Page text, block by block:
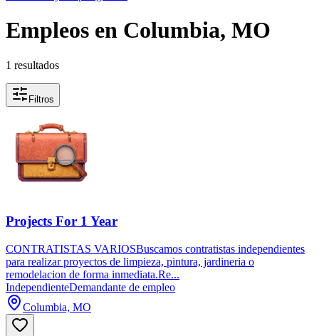
Empleos en Columbia, MO
1 resultados
Filtros
Projects For 1 Year
CONTRATISTAS VARIOSBuscamos contratistas independientes
para realizar proyectos de limpieza, pintura, jardineria o
remodelacion de forma inmediata.Re...
IndependienteDemandante de empleo
Columbia, MO